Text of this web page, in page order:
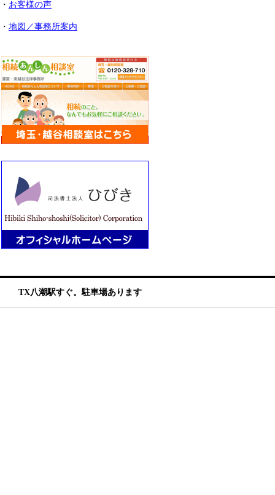
・ お客様の声
・ 地図／事務所案内
TX八潮駅すぐ。駐車場あります